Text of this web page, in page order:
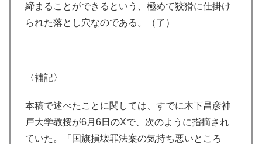
締まることができるという、極めて狡猾に仕掛け
られた落とし穴なのである。（了）
〈補記〉
本稿で述べたことに関しては、すでに木下昌彦神
戸大学教授が6月6日のXで、次のように指摘され
ていた。「国旗損壊罪法案の気持ち悪いところ